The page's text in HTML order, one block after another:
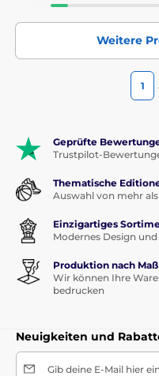
Weitere
1
Geprüfte
Trustpilot-
Thematische
Auswahl von mehr
Einzigartiges
Modernes Design
Produktion nach Maß
Wir können Ihre
bedrucken
Neuigkeiten und
Gib deine E-Mail hier ein